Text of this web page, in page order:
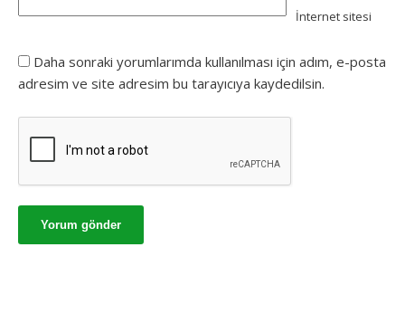
İnternet sitesi
Daha sonraki yorumlarımda kullanılması için adım, e-posta
adresim ve site adresim bu tarayıcıya kaydedilsin.